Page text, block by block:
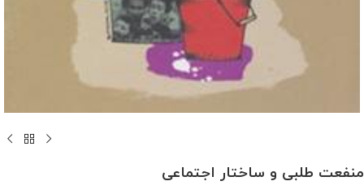
منفعت طلبی و ساختار اجتماعی